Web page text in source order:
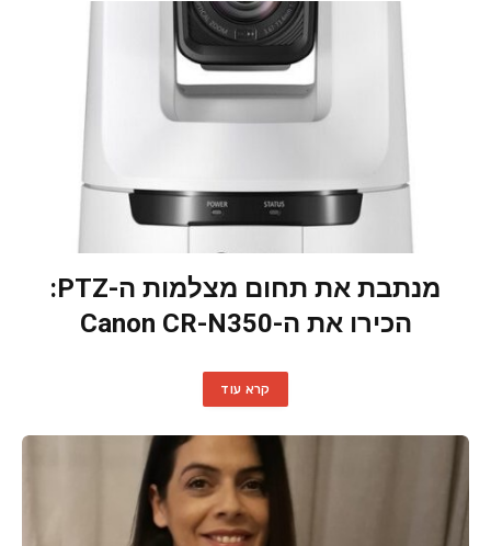
מנתבת את תחום מצלמות ה-PTZ:
הכירו את ה-Canon CR-N350
קרא עוד